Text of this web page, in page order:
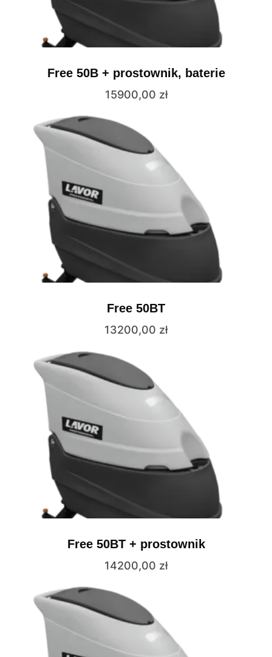
Free 50B + prostownik, baterie
15900,00 zł
Free 50BT
13200,00 zł
Free 50BT + prostownik
14200,00 zł